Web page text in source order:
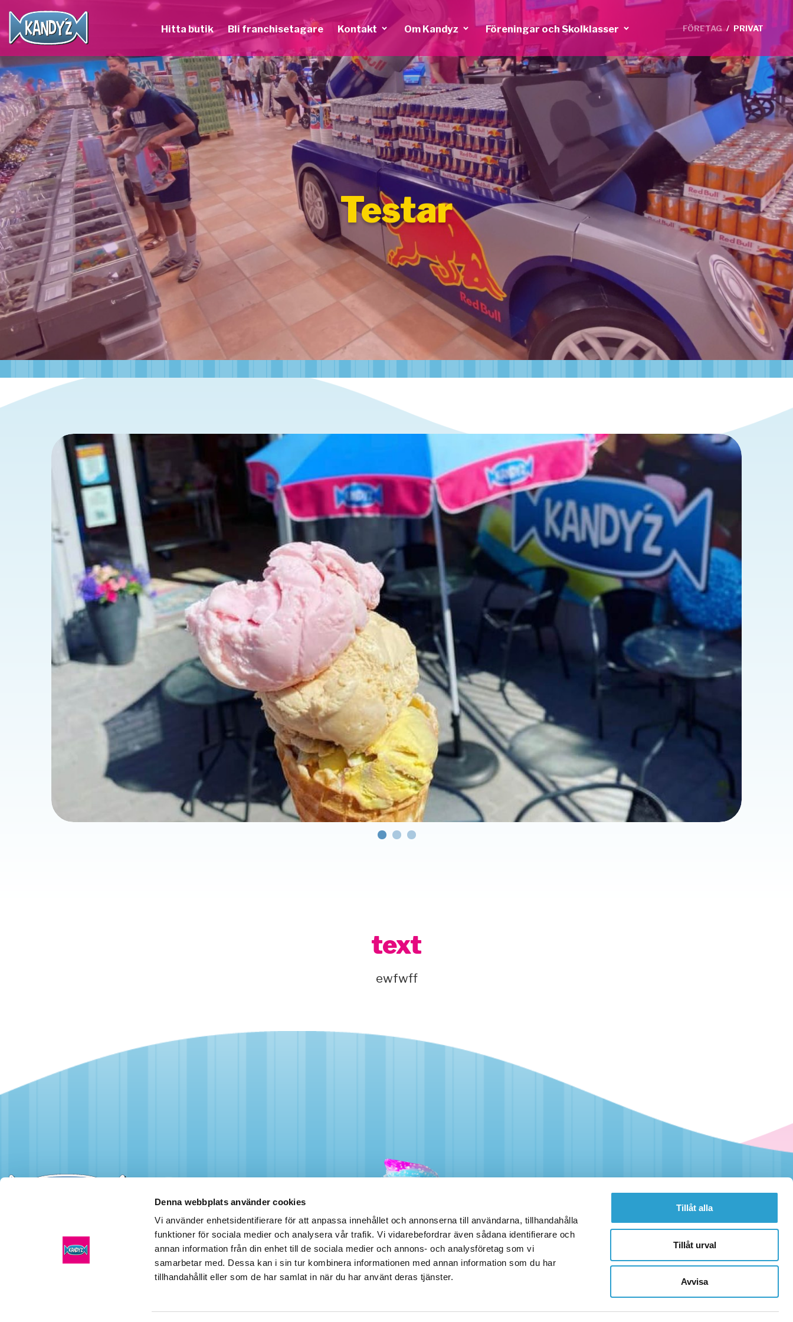
Denna webbplats använder cookies
Vi använder enhetsidentifierare för att anpassa innehållet och annonserna till användarna, tillhandahålla
funktioner för sociala medier och analysera vår trafik. Vi vidarebefordrar även sådana identifierare och
annan information från din enhet till de sociala medier och annons- och analysföretag som vi
samarbetar med. Dessa kan i sin tur kombinera informationen med annan information som du har
tillhandahållit eller som de har samlat in när du har använt deras tjänster.
Tillåt alla
Tillåt urval
Avvisa
PRIVAT
/
FÖRETAG
Hitta butik Bli franchisetagare Kontakt Om Kandyz Föreningar och Skolklasser
Testar
text
ewfwff
Kandyz AB
Huvudkontor
Växel:
08-464 80 60